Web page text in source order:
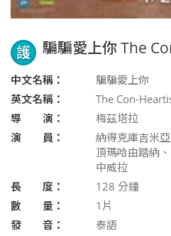
護 騙騙愛上你 The
中文名稱：
騙騙愛上你
英文名稱：
The Con-
導 演：
梅茲塔拉
演 員：
納得克庫吉米
頂瑪哈由踏納
中威拉
長 度：
128 分鐘
數 量：
1片
發 音：
泰語